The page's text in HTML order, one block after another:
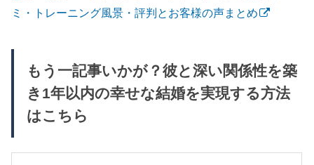
ミ・トレーニング風景・評判とお客様の声まとめ
もう一記事いかが？彼と深い関係性を築
き1年以内の幸せな結婚を実現する方法
はこちら